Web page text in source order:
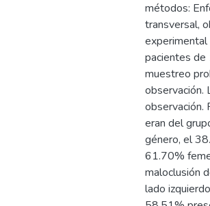
métodos:
transversal,
pacientes de
muestreo
observación.
observación.
eran del
género, el
61.70%
maloclusión
lado